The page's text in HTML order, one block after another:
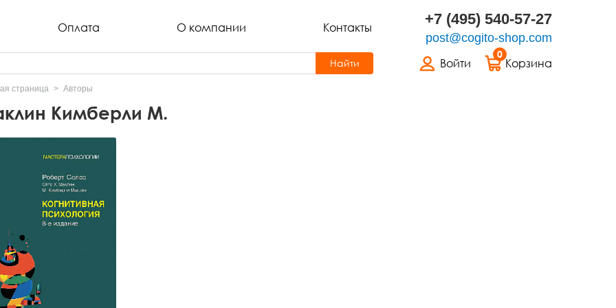
Оплата О компании Контакты +7 (495) 540-57-27
post@cogito-shop.com
Войти
0
Корзина
Найти
страница Авторы
Кимберли М.